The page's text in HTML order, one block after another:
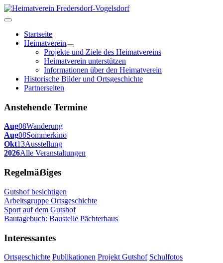
Startseite
Heimatverein
Projekte und Ziele des Heimatvereins
Heimatverein unterstützen
Informationen über den Heimatverein
Historische Bilder und Ortsgeschichte
Partnerseiten
Anstehende Termine
Aug08Wanderung
Aug08Sommerkino
Okt13Ausstellung
2026Alle Veranstaltungen
Regelmäẞiges
Gutshof besichtigen
Arbeitsgruppe Ortsgeschichte
Sport auf dem Gutshof
Bautagebuch: Baustelle Pächterhaus
Interessantes
Ortsgeschichte Publikationen Projekt Gutshof Schulfotos